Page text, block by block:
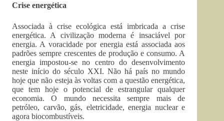
Crise energética
Associada à crise ecológica está imbricada a crise
energética. A civilização moderna é insaciável por
energia. A voracidade por energia está associada aos
padrões sempre crescentes de produção e consumo. A
energia impostou-se no centro do desenvolvimento
neste início do século XXI. Não há país no mundo
hoje que não esteja às voltas com a questão energética,
que tem hoje o potencial de estrangular qualquer
economia. O mundo necessita sempre mais de
petróleo, carvão, gás, eletricidade, energia nuclear e
agora biocombustíveis.